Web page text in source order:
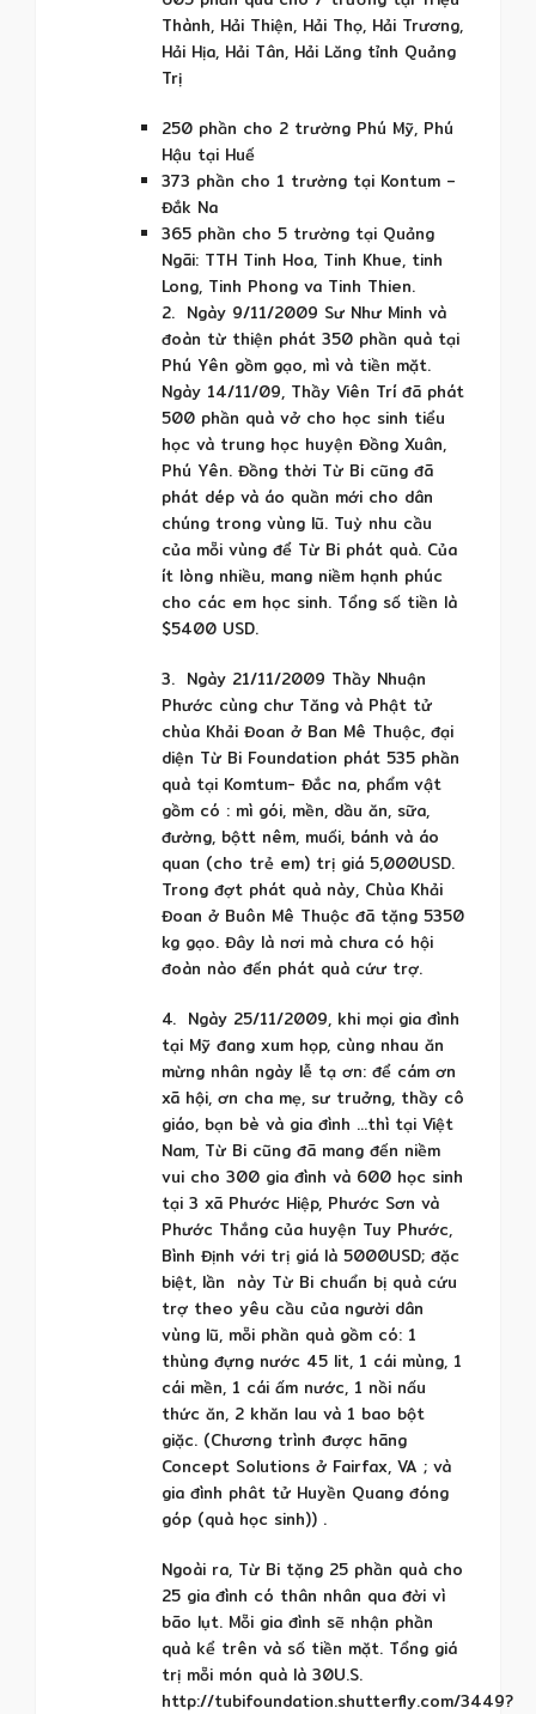
Thành, Hải Thiện, Hải Thọ, Hải Trương,
Hải Hịa, Hải Tân, Hải Lăng tỉnh Quảng
Trị
250 phần cho 2 trường Phú Mỹ, Phú
Hậu tại Huế
373 phần cho 1 trường tại Kontum –
Đắk Na
365 phần cho 5 trường tại Quảng
Ngãi: TTH Tinh Hoa, Tinh Khue, tinh
Long, Tinh Phong va Tinh Thien.
2. Ngày 9/11/2009 Sư Như Minh và
đoàn từ thiện phát 350 phần quà tại
Phú Yên gồm gạo, mì và tiền mặt.
Ngày 14/11/09, Thầy Viên Trí đã phát
500 phần quà vở cho học sinh tiểu
học và trung học huyện Đồng Xuân,
Phú Yên. Đồng thời Từ Bi cũng đã
phát dép và áo quần mới cho dân
chúng trong vùng lũ. Tuỳ nhu cầu
của mỗi vùng để Từ Bi phát quà. Của
ít lòng nhiều, mang niềm hạnh phúc
cho các em học sinh. Tổng số tiền là
$5400 USD.
3. Ngày 21/11/2009 Thầy Nhuận
Phước cùng chư Tăng và Phật tử
chùa Khải Đoan ở Ban Mê Thuộc, đại
diện Từ Bi Foundation phát 535 phần
quà tại Komtum- Đắc na, phẩm vật
gồm có : mì gói, mền, dầu ăn, sữa,
đường, bộtt nêm, muối, bánh và áo
quan (cho trẻ em) trị giá 5,000USD.
Trong đợt phát quà này, Chùa Khải
Đoan ở Buôn Mê Thuộc đã tặng 5350
kg gạo. Đây là nơi mà chưa có hội
đoàn nào đến phát quà cứư trợ.
4. Ngày 25/11/2009, khi mọi gia đình
tại Mỹ đang xum họp, cùng nhau ăn
mừng nhân ngày lễ tạ ơn: để cám ơn
xã hội, ơn cha mẹ, sư truởng, thầy cô
giáo, bạn bè và gia đình …thì tại Việt
Nam, Từ Bi cũng đã mang đến niềm
vui cho 300 gia đình và 600 học sinh
tại 3 xã Phước Hiệp, Phước Sơn và
Phước Thắng của huyện Tuy Phước,
Bình Định với trị giá là 5000USD; đặc
biệt, lần này Từ Bi chuẩn bị quà cứu
trợ theo yêu cầu của người dân
vùng lũ, mỗi phần quà gồm có: 1
thùng đựng nước 45 lit, 1 cái mùng, 1
cái mền, 1 cái ấm nước, 1 nồi nấu
thức ăn, 2 khăn lau và 1 bao bột
giặc. (Chương trình được hãng
Concept Solutions ở Fairfax, VA ; và
gia đình phât tử Huyền Quang đóng
góp (quà học sinh)) .
Ngoài ra, Từ Bi tặng 25 phần quà cho
25 gia đình có thân nhân qua đời vì
bão lụt. Mỗi gia đình sẽ nhận phần
quà kể trên và số tiền mặt. Tổng giá
trị mỗi món quà là 30U.S.
http://tubifoundation.shutterfly.com/3449?